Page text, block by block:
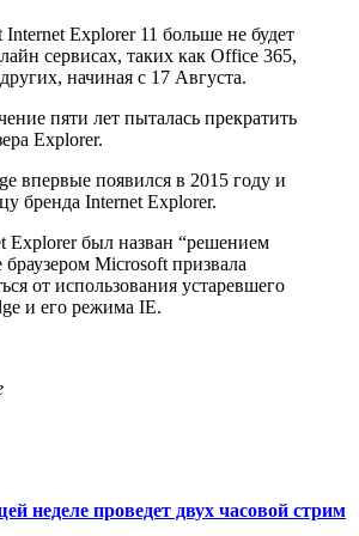
Explorer 11 больше не будет
сервисах, таких как Office 365,
начиная с 17 Августа.
пяти лет пыталась прекратить
Explorer.
впервые появился в 2015 году и
бренда Internet Explorer.
Explorer был назван “решением
Microsoft призвала
от использования устаревшего
и его режима IE.
неделе проведет двух часовой стрим